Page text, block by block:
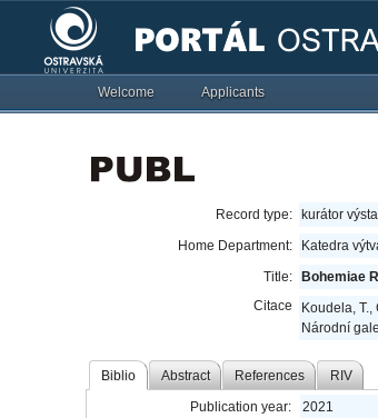
Welcome Applicants
Record type:
kurátor
Home Department:
Katedra
Title:
Bohemiae
Citace
Koudela,
Národní
Biblio Abstract References RIV
Publication year: 2021